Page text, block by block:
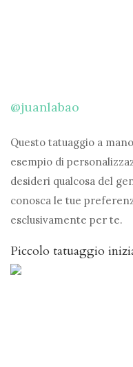
@juanlabao
Questo tatuaggio a
esempio di
desideri qualcosa del
conosca le tue
esclusivamente per te.
Piccolo tatuaggio